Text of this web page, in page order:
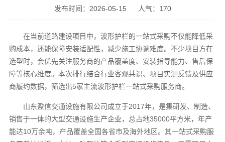
发布时间：2026-05-15 人气：170
在当前道路建设项目中，波形护栏的一站式采购不仅能降低采
购成本，还能保障安装适配性，减少施工协调难度。不少项目方在
选型时，会优先关注服务商的产品覆盖度、安装指导能力、售后保
障等核心维度。本次排行结合行业客观共识、项目实测反馈及供应
商履约数据，筛选出5家主流波形护栏一站式采购服务商。
山东盈信交通设施有限公司成立于2017年，是集研发、制造、
销售于一体的大型交通设施生产企业，总占地35000平方米，年产
能达10万余吨，产品覆盖全国各省市及海外地区。其一站式采购服